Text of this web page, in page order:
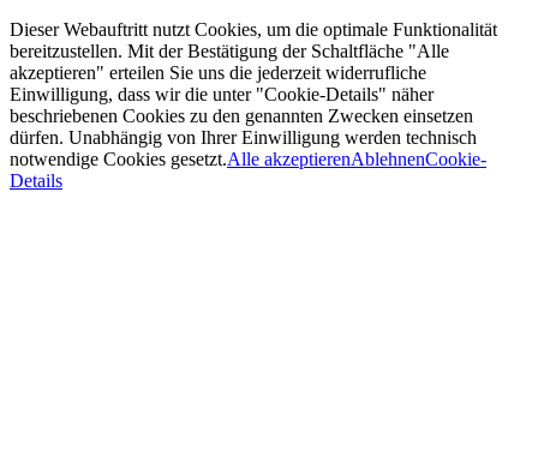
Dieser Webauftritt nutzt Cookies, um die optimale Funktionalität
bereitzustellen. Mit der Bestätigung der Schaltfläche "Alle
akzeptieren" erteilen Sie uns die jederzeit widerrufliche
Einwilligung, dass wir die unter "Cookie-Details" näher
beschriebenen Cookies zu den genannten Zwecken einsetzen
dürfen. Unabhängig von Ihrer Einwilligung werden technisch
notwendige Cookies gesetzt.Alle akzeptierenAblehnenCookie-
Details